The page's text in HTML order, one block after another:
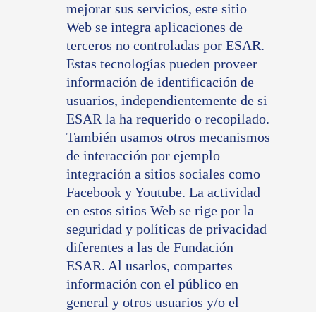
mejorar sus servicios, este sitio
Web se integra aplicaciones de
terceros no controladas por ESAR.
Estas tecnologías pueden proveer
información de identificación de
usuarios, independientemente de si
ESAR la ha requerido o recopilado.
También usamos otros mecanismos
de interacción por ejemplo
integración a sitios sociales como
Facebook y Youtube. La actividad
en estos sitios Web se rige por la
seguridad y políticas de privacidad
diferentes a las de Fundación
ESAR. Al usarlos, compartes
información con el público en
general y otros usuarios y/o el